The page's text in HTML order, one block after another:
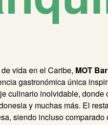
vida en el Caribe, MOT
gastronómica única
culinario inolvidable,
y muchas más. El
siendo incluso